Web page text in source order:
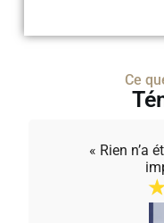
Ce
« Rien n’a